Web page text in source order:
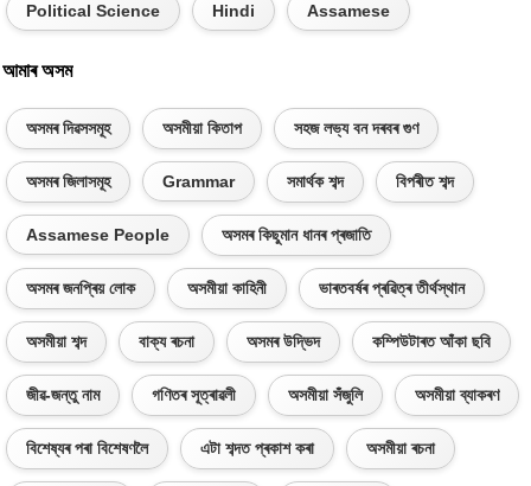
Political Science Hindi Assamese
আমাৰ অসম
অসমৰ দিৱসসমূহ অসমীয়া কিতাপ সহজ লভ্য বন দৰবৰ গুণ
অসমৰ জিলাসমূহ Grammar সমাৰ্থক শব্দ বিপৰীত শব্দ
Assamese People অসমৰ কিছুমান ধানৰ প্ৰজাতি
অসমৰ জনপ্ৰিয় লোক অসমীয়া কাহিনী ভাৰতবৰ্ষৰ প্ৰৱিত্ৰ তীৰ্থস্থান
অসমীয়া শব্দ বাক্য ৰচনা অসমৰ উদ্ভিদ কম্পিউটাৰত আঁকা ছবি
জীৱ-জন্তু নাম গণিতৰ সূত্ৰাৱলী অসমীয়া সঁজুলি অসমীয়া ব্যাকৰণ
বিশেষ্যৰ পৰা বিশেষণলৈ এটা শব্দত প্ৰকাশ কৰা অসমীয়া ৰচনা